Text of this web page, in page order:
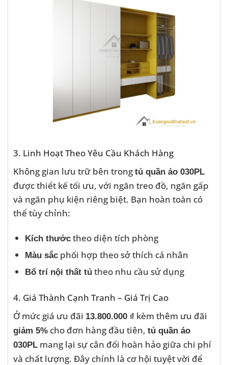
3. Linh Hoạt Theo Yêu Cầu Khách Hàng
Không gian lưu trữ bên trong tủ quần áo 030PL
được thiết kế tối ưu, với ngăn treo đồ, ngăn gấp
và ngăn phụ kiện riêng biệt. Bạn hoàn toàn có
thể tùy chỉnh:
Kích thướctheo diện tích phòng
Màu sắcphối hợp theo sở thích cá nhân
Bố trí nội thất tủtheo nhu cầu sử dụng
4. Giá Thành Cạnh Tranh – Giá Trị Cao
Ở mức giá ưu đãi 13.800.000 ₫ kèm thêm ưu đãi
giảm 5% cho đơn hàng đầu tiên, tủ quần áo
030PL mang lại sự cân đối hoàn hảo giữa chi phí
và chất lượng. Đây chính là cơ hội tuyệt vời để